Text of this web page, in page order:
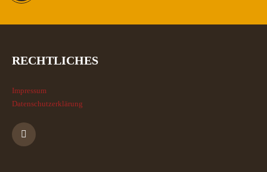
RECHTLICHES
Impressum
Datenschutzerklärung